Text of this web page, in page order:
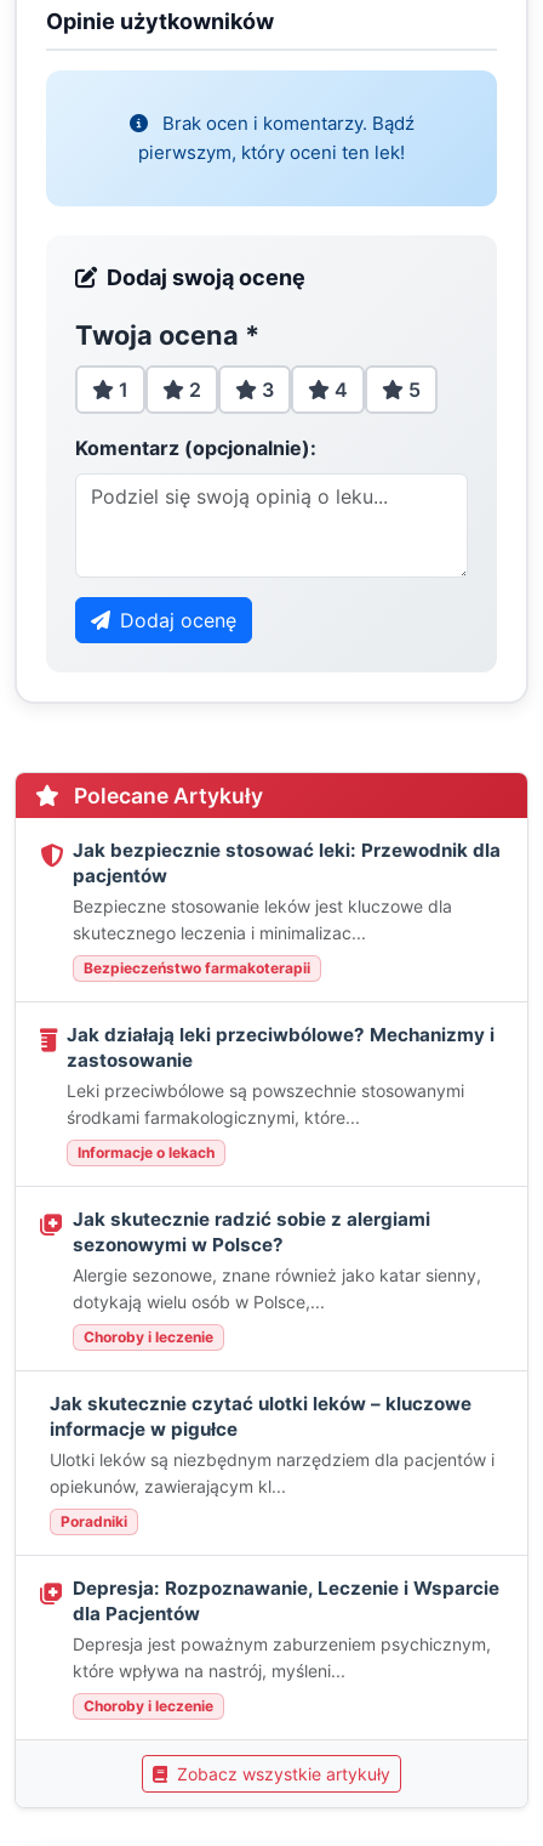
Opinie użytkowników
Brak ocen i komentarzy. Bądź
pierwszym, który oceni ten lek!
Dodaj swoją ocenę
Twoja ocena *
1 2 3 4 5
Komentarz (opcjonalnie):
Dodaj ocenę
Polecane Artykuły
Jak bezpiecznie stosować leki: Przewodnik dla
pacjentów
Bezpieczne stosowanie leków jest kluczowe dla
skutecznego leczenia i minimalizac...
Bezpieczeństwo farmakoterapii
Jak działają leki przeciwbólowe? Mechanizmy i
zastosowanie
Leki przeciwbólowe są powszechnie stosowanymi
środkami farmakologicznymi, które...
Informacje o lekach
Jak skutecznie radzić sobie z alergiami
sezonowymi w Polsce?
Alergie sezonowe, znane również jako katar sienny,
dotykają wielu osób w Polsce,...
Choroby i leczenie
Jak skutecznie czytać ulotki leków – kluczowe
informacje w pigułce
Ulotki leków są niezbędnym narzędziem dla pacjentów i
opiekunów, zawierającym kl...
Poradniki
Depresja: Rozpoznawanie, Leczenie i Wsparcie
dla Pacjentów
Depresja jest poważnym zaburzeniem psychicznym,
które wpływa na nastrój, myśleni...
Choroby i leczenie
Zobacz wszystkie artykuły